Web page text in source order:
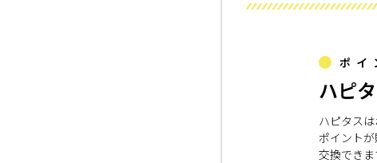
ポイ
ハピ
ハピタス
ポイント
交換できま